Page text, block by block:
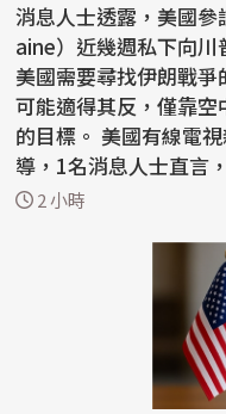
消息人士透露，美國
aine）近幾週私下向川
美國需要尋找伊朗戰
可能適得其反，僅靠
的目標。 美國有線電視新聞網（CNN）今天（8日）報
導，1名消息人士直言
徑」。...
2 小時